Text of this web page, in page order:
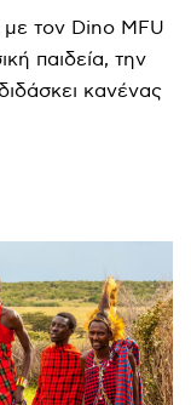
με τον Dino MFU
παιδεία, την
κανένας